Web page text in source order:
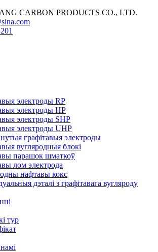
CARBON PRODUCTS CO., LTD.
электроды RP
электроды HP
электроды SHP
электроды UHP
графітавыя электроды
вугляродныя блокі
парашок шматкоў
лом электрода
нафтавы кокс
дэталі з графітавага вугляроду
тур